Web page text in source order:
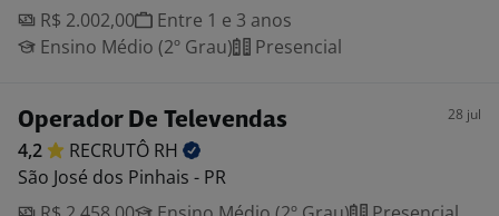
R$ 2.002,00
Entre 1 e 3 anos
Ensino Médio (2º Grau)
Presencial
Operador De Televendas 28 jul
4,2 RECRUTÔ RH
São José dos Pinhais - PR